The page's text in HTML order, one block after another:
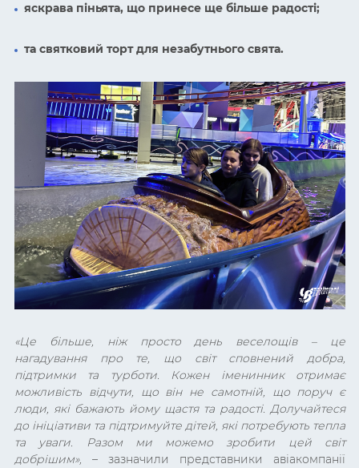
яскрава піньята, що принесе ще більше радості;
та святковий торт для незабутнього свята.
«Це більше, ніж просто день веселощів – це
нагадування про те, що світ сповнений добра,
підтримки та турботи. Кожен іменинник отримає
можливість відчути, що він не самотній, що поруч є
люди, які бажають йому щастя та радості. Долучайтеся
до ініціативи та підтримуйте дітей, які потребують тепла
та уваги. Разом ми можемо зробити цей світ
добрішим», – зазначили представники авіакомпанії